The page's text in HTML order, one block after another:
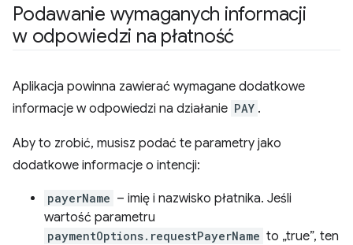
Podawanie wymaganych informacji
w odpowiedzi na płatność
Aplikacja powinna zawierać wymagane dodatkowe
informacje w odpowiedzi na działanie PAY .
Aby to zrobić, musisz podać te parametry jako
dodatkowe informacje o intencji:
payerName – imię i nazwisko płatnika. Jeśli
wartość parametru
paymentOptions.requestPayerName to „true”, ten